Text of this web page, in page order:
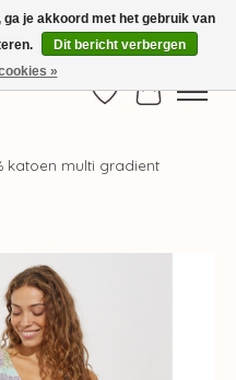
Verlanglijst
katoen multi gradient
Items
je akkoord met het gebruik van
Dit bericht verbergen
»